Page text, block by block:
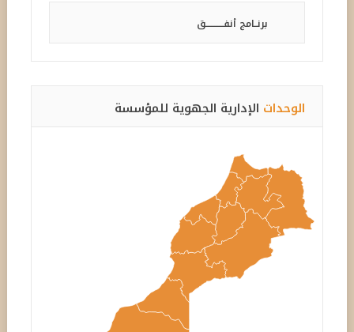
برنــامج أنفـــــــــــق
الوحدات الإدارية الجهوية للمؤسسة